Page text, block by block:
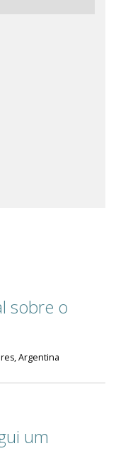
sobre o
Argentina
um